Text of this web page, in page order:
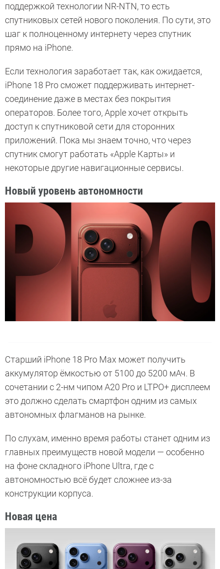
поддержкой технологии NR-NTN, то есть
спутниковых сетей нового поколения. По сути, это
шаг к полноценному интернету через спутник
прямо на iPhone.
Если технология заработает так, как ожидается,
iPhone 18 Pro сможет поддерживать интернет-
соединение даже в местах без покрытия
операторов. Более того, Apple хочет открыть
доступ к спутниковой сети для сторонних
приложений. Пока мы знаем точно, что через
спутник смогут работать «Apple Карты» и
некоторые другие навигационные сервисы.
Новый уровень автономности
Старший iPhone 18 Pro Max может получить
аккумулятор ёмкостью от 5100 до 5200 мАч. В
сочетании с 2-нм чипом A20 Pro и LTPO+ дисплеем
это должно сделать смартфон одним из самых
автономных флагманов на рынке.
По слухам, именно время работы станет одним из
главных преимуществ новой модели — особенно
на фоне складного iPhone Ultra, где с
автономностью всё будет сложнее из-за
конструкции корпуса.
Новая цена